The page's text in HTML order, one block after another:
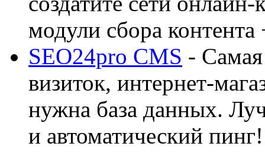
модули сбора
SEO24pro CMS -
визиток, интернет-
нужна база данных.
и автоматический пинг!